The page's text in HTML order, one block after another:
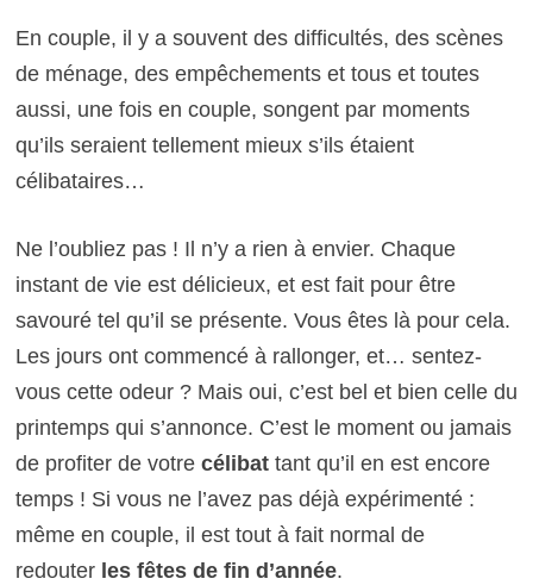
En couple, il y a souvent des difficultés, des scènes
de ménage, des empêchements et tous et toutes
aussi, une fois en couple, songent par moments
qu’ils seraient tellement mieux s’ils étaient
célibataires…
Ne l’oubliez pas ! Il n’y a rien à envier. Chaque
instant de vie est délicieux, et est fait pour être
savouré tel qu’il se présente. Vous êtes là pour cela.
Les jours ont commencé à rallonger, et… sentez-
vous cette odeur ? Mais oui, c’est bel et bien celle du
printemps qui s’annonce. C’est le moment ou jamais
de profiter de votre célibattant qu’il en est encore
temps ! Si vous ne l’avez pas déjà expérimenté :
même en couple, il est tout à fait normal de
redouter les fêtes de fin d’année.